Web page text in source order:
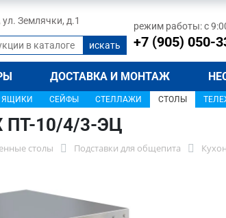
, ул. Землячки, д.1 режим работы: с
+7 (905) 050-
ДОСТАВКА И МОНТАЖ
ЯЩИКИ СЕЙФЫ СТЕЛЛАЖИ СТОЛЫ
ПТ-10/4/3-ЭЦ
столы Подставки для общепита